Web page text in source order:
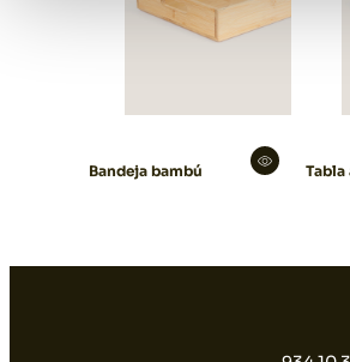
Bandeja bambú Tabla